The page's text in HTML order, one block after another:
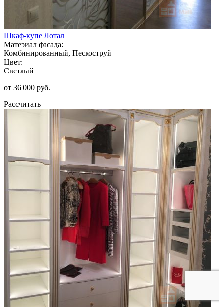
Шкаф-купе Лотал
Материал фасада:
Комбинированный, Пескоструй
Цвет:
Светлый
от 36 000 руб.
Рассчитать